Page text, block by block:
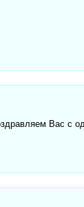
Вас с